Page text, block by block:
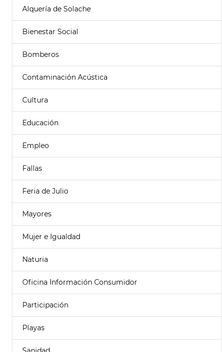
Alquería de Solache
Bienestar Social
Bomberos
Contaminación Acústica
Cultura
Educación
Empleo
Fallas
Feria de Julio
Mayores
Mujer e Igualdad
Naturia
Oficina Información Consumidor
Participación
Playas